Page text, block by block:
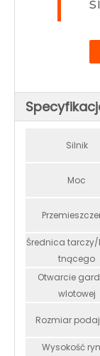
Silnik
Moc
Średnica
tnącego
Otwarcie
wlotowej
Rozmiar
Wysokość